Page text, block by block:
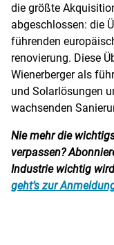
die größte
abgeschlossen: die
führenden
renovierung. Diese
Wienerberger als
und Solarlösungen
wachsenden
Nie mehr die
verpassen?
Industrie wichtig
geht’s zur